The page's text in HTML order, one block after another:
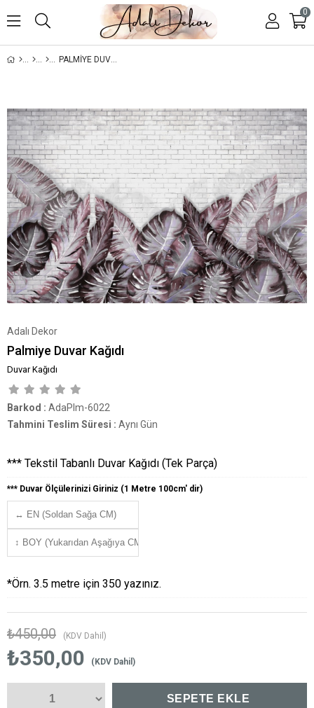
0
PALMIYE DUVAR KAĞIDI
Adalı Dekor
Palmiye Duvar Kağıdı
Duvar Kağıdı
Barkod : AdaPlm-6022
Tahmini Teslim Süresi : Aynı Gün
*** Tekstil Tabanlı Duvar Kağıdı (Tek Parça)
*** Duvar Ölçülerinizi Giriniz (1 Metre 100cm' dir)
*Örn. 3.5 metre için 350 yazınız.
₺450,00 (KDV Dahil)
₺350,00 (KDV Dahil)